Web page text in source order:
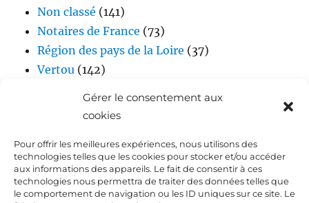
Gérer le consentement aux
cookies
Pour offrir les meilleures expériences, nous utilisons des
technologies telles que les cookies pour stocker et/ou accéder
aux informations des appareils. Le fait de consentir à ces
technologies nous permettra de traiter des données telles que
le comportement de navigation ou les ID uniques sur ce site. Le
Non classé (141)
Notaires de France (73)
Région des pays de la Loire (37)
Vertou (142)